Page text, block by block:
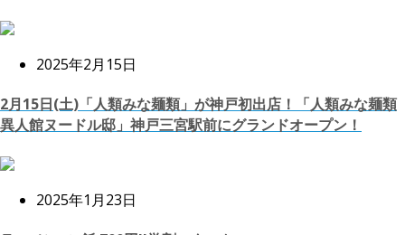
2025年2月15日
2月15日(土)「人類みな麺類」が神戸初出店！「人類みな麺類
異人館ヌードル邸」神戸三宮駅前にグランドオープン！
2025年1月23日